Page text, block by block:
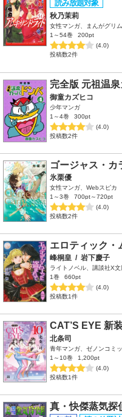
秋乃茉莉
女性マンガ、まんがグリ
1～54巻
200pt
(4.0)
投稿数2件
完全版 元祖温
御童カズヒコ
少年マンガ
1～4巻
300pt
(4.0)
投稿数2件
ゴージャス・カ
氷栗優
女性マンガ、Webスピカ
1～3巻
700pt～720pt
(4.0)
投稿数2件
エロティック・
峰桐皇 / 岩下慶子
ライトノベル、講談社X文
1巻
660pt
(4.0)
投稿数1件
CAT’S EYE 新
北条司
青年マンガ、ゼノンコミ
1～10巻
1,200pt
(4.0)
投稿数1件
真・快傑蒸気探